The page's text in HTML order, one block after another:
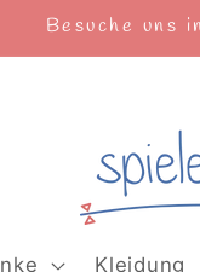
Kleidung